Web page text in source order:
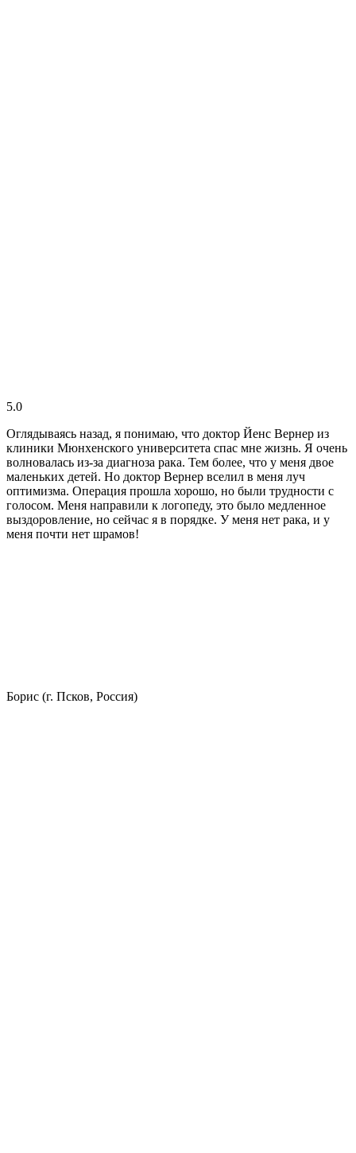
5.0
Оглядываясь назад, я понимаю, что доктор Йенс Вернер из
клиники Мюнхенского университета спас мне жизнь. Я очень
волновалась из-за диагноза рака. Тем более, что у меня двое
маленьких детей. Но доктор Вернер вселил в меня луч
оптимизма. Операция прошла хорошо, но были трудности с
голосом. Меня направили к логопеду, это было медленное
выздоровление, но сейчас я в порядке. У меня нет рака, и у
меня почти нет шрамов!
Борис (г. Псков, Россия)